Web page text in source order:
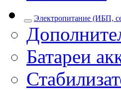
Электропитание (ИБП,
Батареи